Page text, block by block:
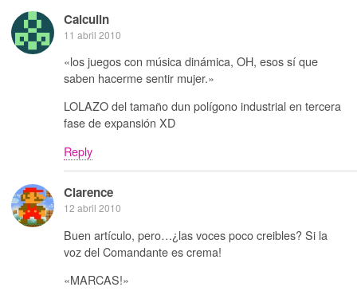
Calculin
11 abril 2010
«los juegos con música dinámica, OH, esos sí que
saben hacerme sentir mujer.»
LOLAZO del tamaño dun polígono industrial en tercera
fase de expansión XD
Reply
Clarence
12 abril 2010
Buen artículo, pero…¿las voces poco creibles? Si la
voz del Comandante es crema!
«MARCAS!»